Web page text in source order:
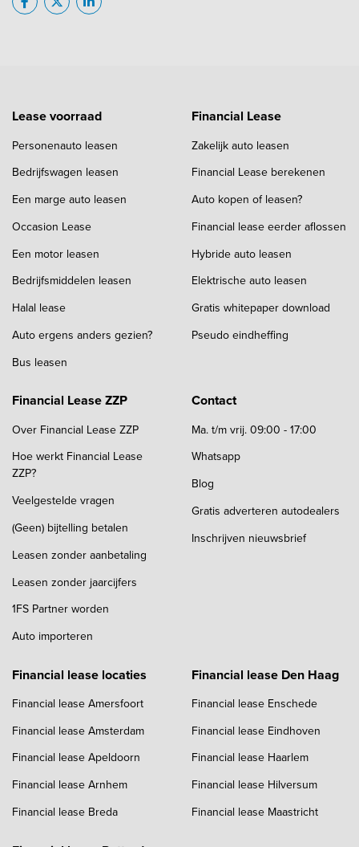
Lease voorraad
Personenauto leasen
Bedrijfswagen leasen
Een marge auto leasen
Occasion Lease
Een motor leasen
Bedrijfsmiddelen leasen
Halal lease
Auto ergens anders gezien?
Bus leasen
Financial Lease
Zakelijk auto leasen
Financial Lease berekenen
Auto kopen of leasen?
Financial lease eerder aflossen
Hybride auto leasen
Elektrische auto leasen
Gratis whitepaper download
Pseudo eindheffing
Financial Lease ZZP
Over Financial Lease ZZP
Hoe werkt Financial Lease
ZZP?
Veelgestelde vragen
(Geen) bijtelling betalen
Leasen zonder aanbetaling
Leasen zonder jaarcijfers
1FS Partner worden
Auto importeren
Contact
Ma. t/m vrij. 09:00 - 17:00
Whatsapp
Blog
Gratis adverteren autodealers
Inschrijven nieuwsbrief
Financial lease locaties
Financial lease Amersfoort
Financial lease Amsterdam
Financial lease Apeldoorn
Financial lease Arnhem
Financial lease Breda
Financial lease Den Haag
Financial lease Enschede
Financial lease Eindhoven
Financial lease Haarlem
Financial lease Hilversum
Financial lease Maastricht